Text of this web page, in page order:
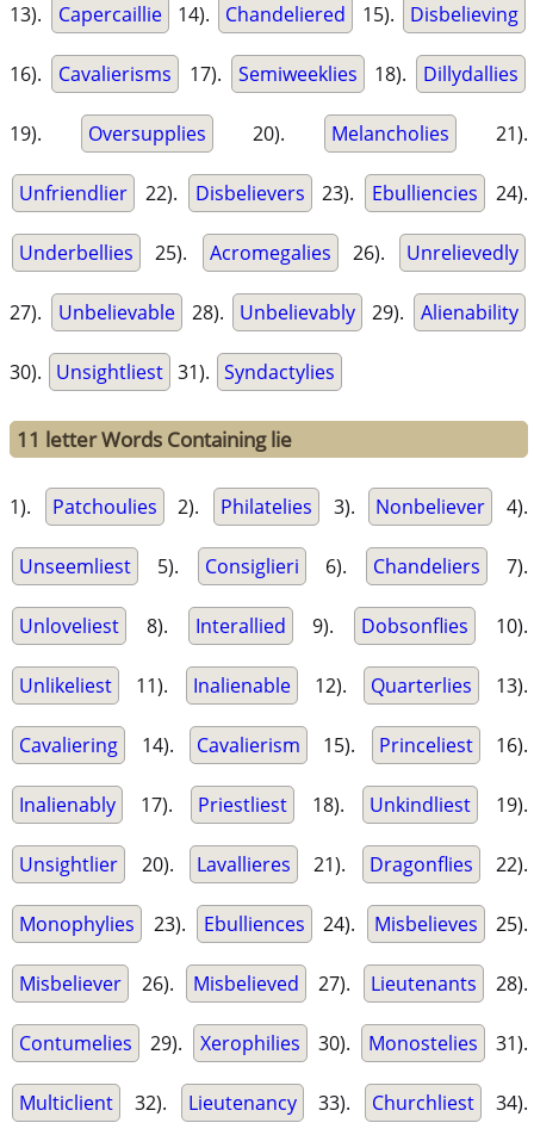
13). Capercaillie 14). Chandeliered 15). Disbelieving
16). Cavalierisms 17). Semiweeklies 18). Dillydallies
19). Oversupplies 20). Melancholies 21).
Unfriendlier 22). Disbelievers 23). Ebulliencies 24).
Underbellies 25). Acromegalies 26). Unrelievedly
27). Unbelievable 28). Unbelievably 29). Alienability
30). Unsightliest 31). Syndactylies
11 letter Words Containing lie
1). Patchoulies 2). Philatelies 3). Nonbeliever 4).
Unseemliest 5). Consiglieri 6). Chandeliers 7).
Unloveliest 8). Interallied 9). Dobsonflies 10).
Unlikeliest 11). Inalienable 12). Quarterlies 13).
Cavaliering 14). Cavalierism 15). Princeliest 16).
Inalienably 17). Priestliest 18). Unkindliest 19).
Unsightlier 20). Lavallieres 21). Dragonflies 22).
Monophylies 23). Ebulliences 24). Misbelieves 25).
Misbeliever 26). Misbelieved 27). Lieutenants 28).
Contumelies 29). Xerophilies 30). Monostelies 31).
Multiclient 32). Lieutenancy 33). Churchliest 34).